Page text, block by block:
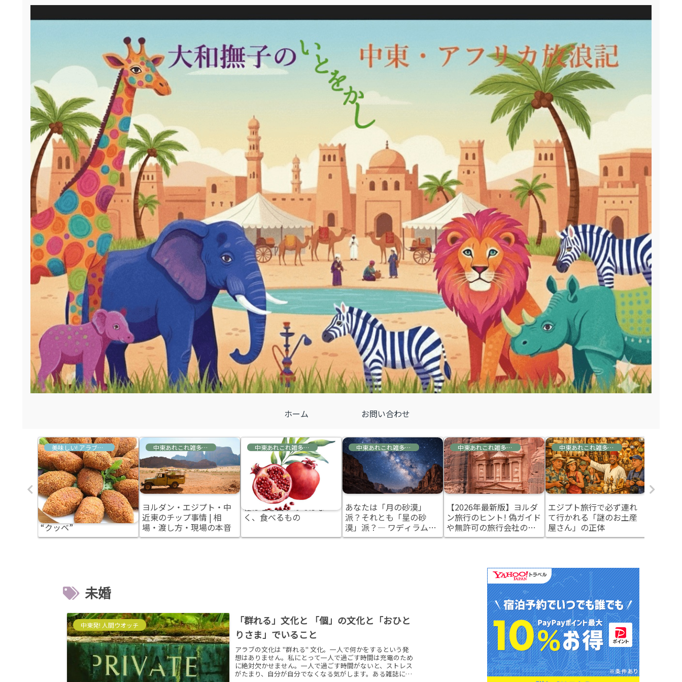
ホーム お問い合わせ
美味しい! アラブ&トルコ料理
シリアとレバノンの郷土
料理 アラブ風の肉団子
“クッベ”
中東あれこれ雑多な情報
ヨルダン・エジプト・中
近東のチップ事情 | 相
場・渡し方・現場の本音
中東あれこれ雑多な情報
種は吐き出すのではな
く、食べるもの
中東あれこれ雑多な情報
あなたは「月の砂漠」
派？それとも「星の砂
漠」派？― ワディラム観
光を計画する前に知って
中東あれこれ雑多な情報
【2026年最新版】ヨルダ
ン旅行のヒント! 偽ガイド
や無許可の旅行会社の見
分け方と安全対策
中東あれこれ雑多な情報
エジプト旅行で必ず連れ
て行かれる「謎のお土産
屋さん」の正体
未婚
中東発! 人間ウオッチ
「群れる」文化と 「個」の文化と「おひと
りさま」でいること
アラブの文化は "群れる" 文化。一人で何かをするという発
想はありません。私にとって一人で過ごす時間は充電のため
に絶対欠かせません。一人で過ごす時間がないと、ストレス
がたまり、自分が自分でなくなる気がします。ある雑誌には